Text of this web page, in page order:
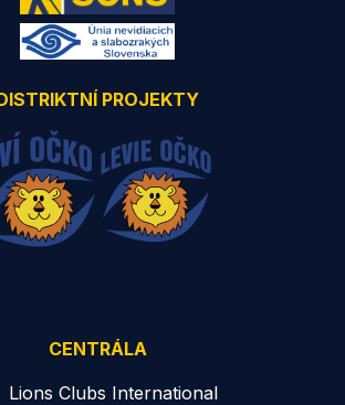
PROJEKTY
CENTRÁLA
Lions Clubs International